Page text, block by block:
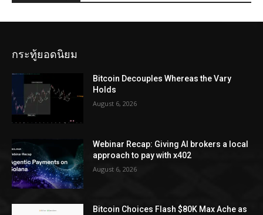
กระทู้ยอดนิยม
Bitcoin Decouples Whereas the Vary
Holds
August 6, 2026
Webinar Recap: Giving AI brokers a local
approach to pay with x402
August 6, 2026
Bitcoin Choices Flash $80K Max Ache as